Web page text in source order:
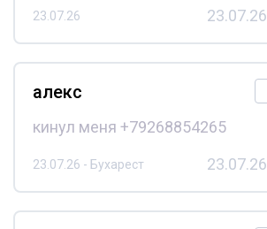
23.07.26 23.07.26
алекс
кинул меня +79268854265
23.07.26 - Бухарест 23.07.26